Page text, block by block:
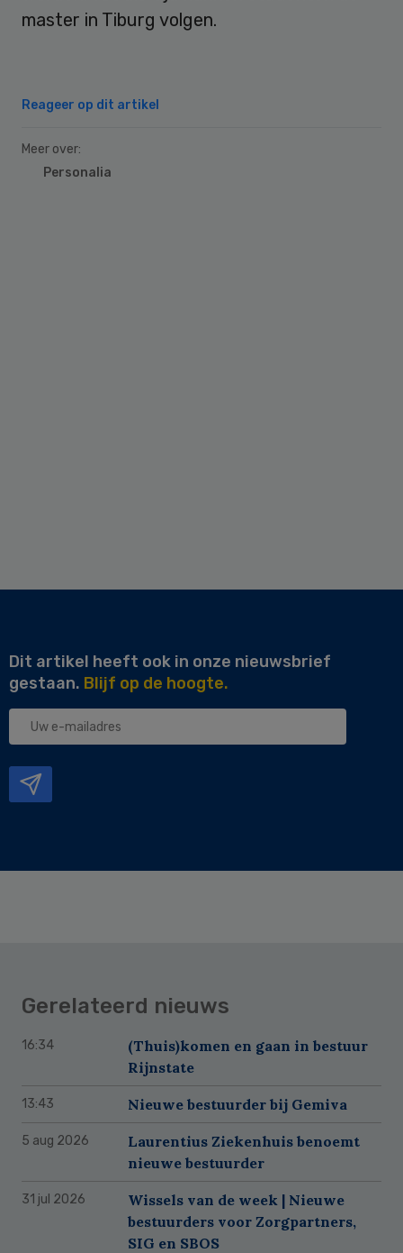
master in Tiburg volgen.
Reageer op dit artikel
Meer over:
Personalia
Dit artikel heeft ook in onze nieuwsbrief
gestaan. Blijf op de hoogte.
Uw
Gerelateerd nieuws
16:34
(Thuis)komen en gaan in bestuur
Rijnstate
13:43 Nieuwe bestuurder bij Gemiva
5 aug 2026
Laurentius Ziekenhuis benoemt
nieuwe bestuurder
31 jul 2026
Wissels van de week | Nieuwe
bestuurders voor Zorgpartners,
SIG en SBOS